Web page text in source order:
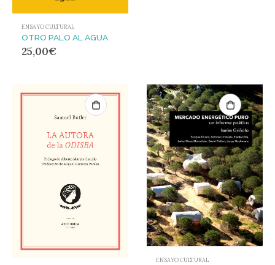
ENSAYO CULTURAL
OTRO PALO AL AGUA
25,00€
ENSAYO CULTURAL